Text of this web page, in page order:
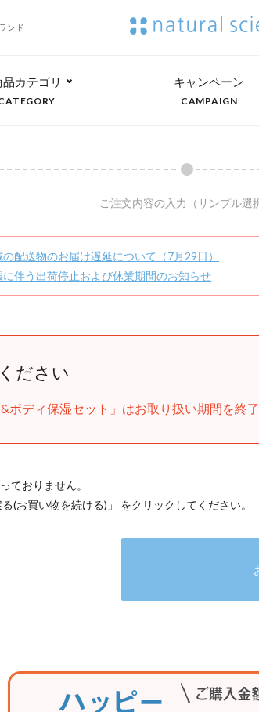
ンド
品カテゴリ キャンペーン
CAMPAIGN
ご注文内容の入力 （サンプル選
配送物のお届け遅延について（7月29日）
に伴う出荷停止および休業期間のお知らせ
ださい
&ボディ保湿セット」はお取り扱い期間を終
ておりません。
(お買い物を続ける)」 をクリックしてください。